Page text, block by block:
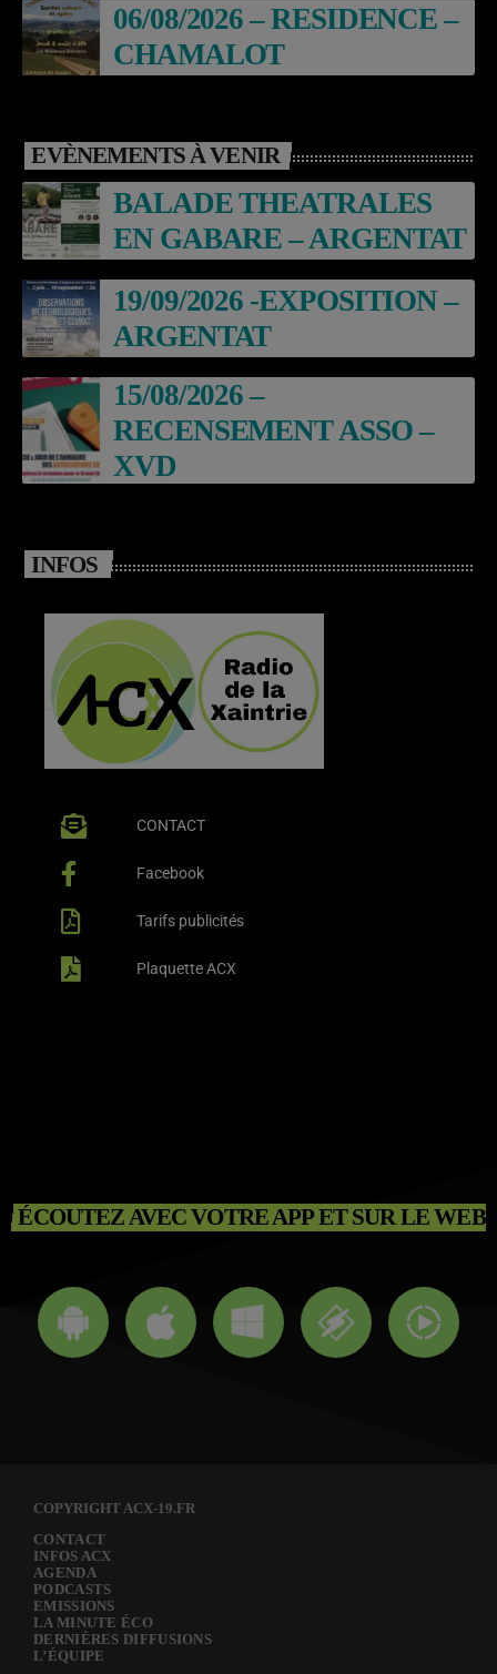
06/08/2026 – RESIDENCE –
CHAMALOT
EVÈNEMENTS À VENIR
BALADE THEATRALES
EN GABARE – ARGENTAT
19/09/2026 -EXPOSITION –
ARGENTAT
15/08/2026 –
RECENSEMENT ASSO –
XVD
INFOS
CONTACT
Facebook
Tarifs publicités
Plaquette ACX
ÉCOUTEZ AVEC VOTRE APP ET SUR LE WEB
COPYRIGHT ACX-19.FR
CONTACT
INFOS ACX
AGENDA
PODCASTS
EMISSIONS
LA MINUTE ÉCO
DERNIÈRES DIFFUSIONS
L’ÉQUIPE